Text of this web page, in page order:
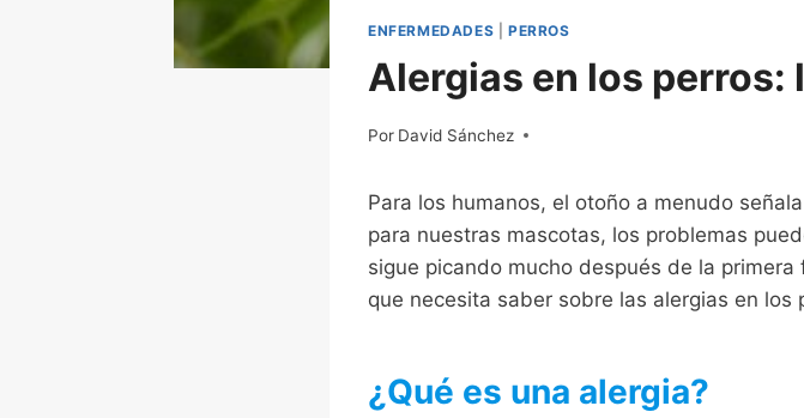
ENFERMEDADES PERROS
Alergias en los perros:
Por David Sánchez
10/12/2022
Para los humanos, el otoño a menudo
para nuestras mascotas, los problemas
sigue picando mucho después de la
que necesita saber sobre las alergias en los
¿Qué es una alergia?